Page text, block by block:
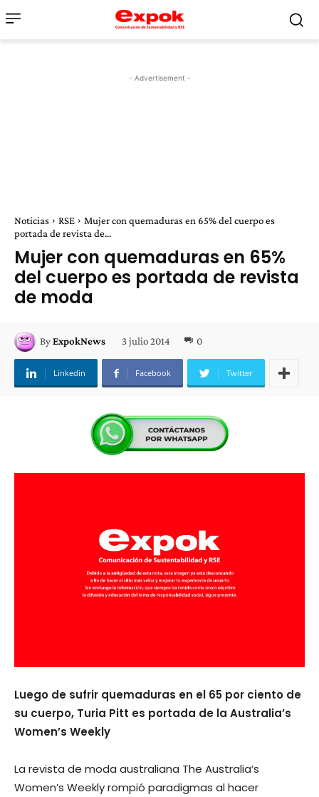
- Advertisement -
Noticias RSE
Mujer con quemaduras en 65% del cuerpo es
portada de revista de...
Mujer con quemaduras en 65%
del cuerpo es portada de revista
de moda
ByExpokNews 3 julio 2014 0
Linkedin Facebook Twitter
Luego de sufrir quemaduras en el 65 por ciento de
su cuerpo, Turia Pitt es portada de la Australia’s
Women’s Weekly
La revista de moda australiana The Australia’s
Women’s Weekly rompió paradigmas al hacer